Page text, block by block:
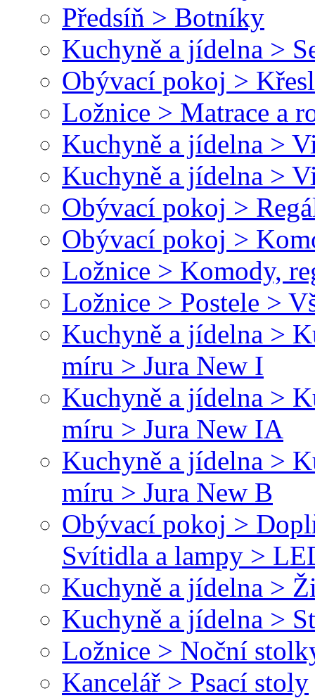
Předsíň > Botníky
Kuchyně a jídelna >
Obývací pokoj >
Ložnice > Matrace a
Kuchyně a jídelna >
Kuchyně a jídelna >
Obývací pokoj >
Obývací pokoj >
Ložnice > Komody,
Ložnice > Postele >
Kuchyně a jídelna >
míru > Jura New I
Kuchyně a jídelna >
míru > Jura New IA
Kuchyně a jídelna >
míru > Jura New B
Obývací pokoj >
Svítidla a lampy >
Kuchyně a jídelna >
Kuchyně a jídelna >
Ložnice > Noční
Kancelář > Psací stoly